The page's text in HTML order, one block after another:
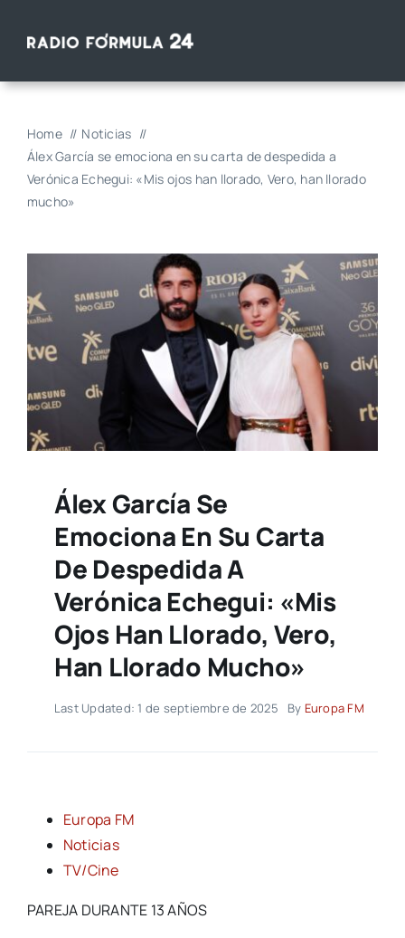
Home
Noticias
Álex García se emociona en su carta de despedida a
Verónica Echegui: «Mis ojos han llorado, Vero, han llorado
mucho»
Álex García Se
Emociona En Su Carta
De Despedida A
Verónica Echegui: «Mis
Ojos Han Llorado, Vero,
Han Llorado Mucho»
Last Updated: 1 de septiembre de 2025 By Europa FM
Europa FM
Noticias
TV/Cine
PAREJA DURANTE 13 AÑOS